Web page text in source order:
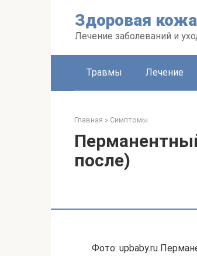
Здоровая кожа
Лечение заболеваний и
Травмы Лечение
Главная » Симптомы
после)
Фото: upbaby.ru